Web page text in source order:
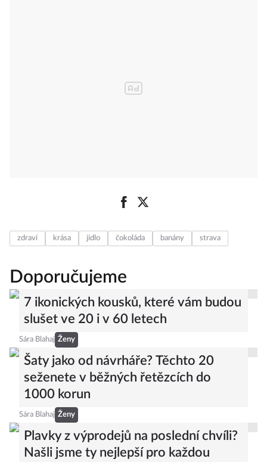
zdraví krása jídlo čokoláda banány strava
Doporučujeme
7 ikonických kousků, které vám budou
slušet ve 20 i v 60 letech
Sára Blahaj Ženy
Šaty jako od návrháře? Těchto 20
seženete v běžných řetězcích do
1000 korun
Sára Blahaj Ženy
Plavky z výprodejů na poslední chvíli?
Našli jsme ty nejlepší pro každou